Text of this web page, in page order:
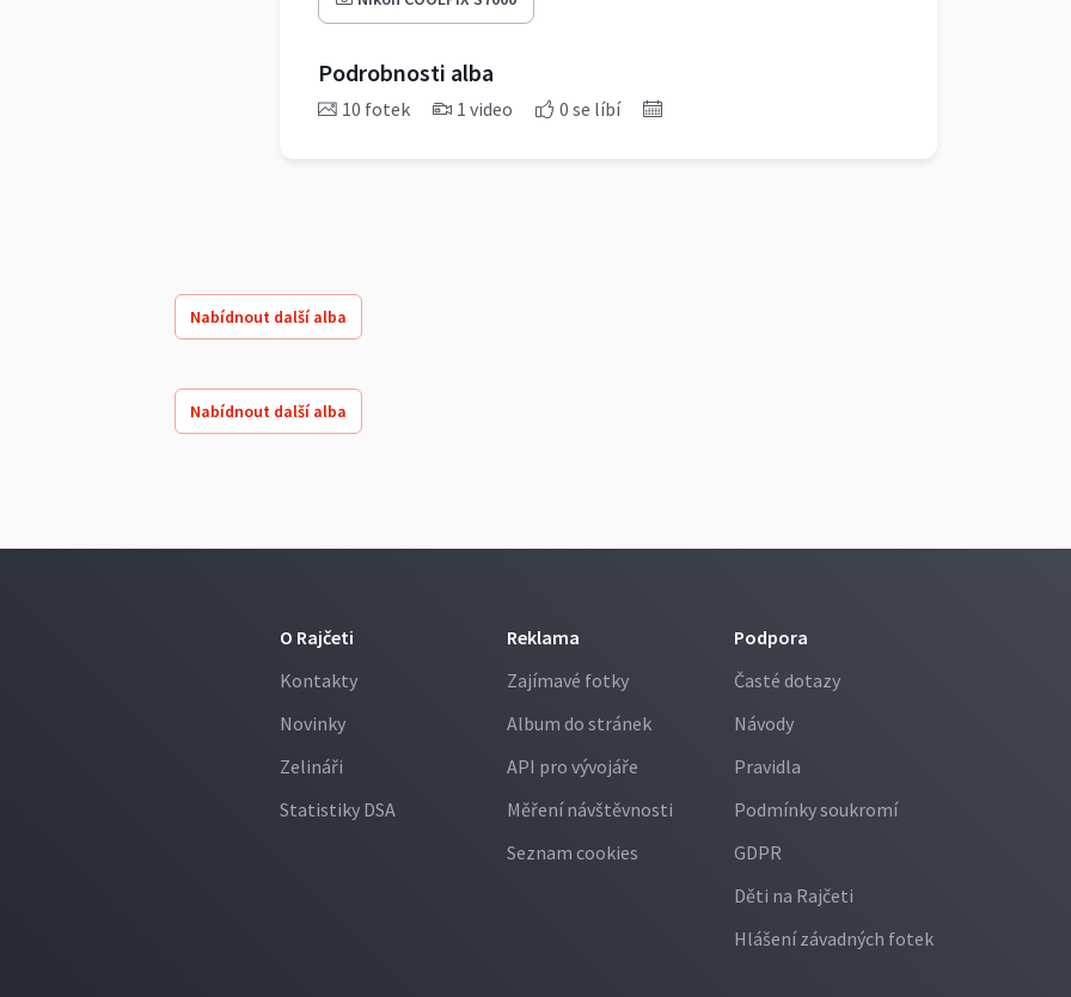
Podrobnosti alba
10 fotek 1 video 0 se líbí
Nabídnout další alba
Nabídnout další alba
O Rajčeti
Kontakty
Novinky
Zelináři
Statistiky DSA
Reklama
Zajímavé fotky
Album do stránek
API pro vývojáře
Měření návštěvnosti
Seznam cookies
Podpora
Časté dotazy
Návody
Pravidla
Podmínky soukromí
GDPR
Děti na Rajčeti
Hlášení závadných fotek